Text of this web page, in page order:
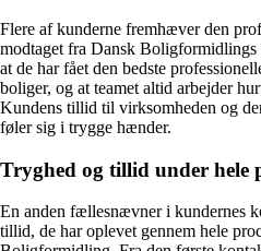
Flere af kunderne fremhæver den
modtaget fra Dansk
at de har fået den bedste
boliger, og at teamet altid arbejder
Kundens tillid til virksomheden og
føler sig i trygge hænder.
Tryghed og tillid under hele
En anden fællesnævner i kundernes
tillid, de har oplevet gennem hele